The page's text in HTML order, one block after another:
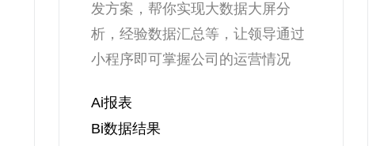
发方案，帮你实现大数据大屏分
析，经验数据汇总等，让领导通过
小程序即可掌握公司的运营情况
Ai报表
Bi数据结果